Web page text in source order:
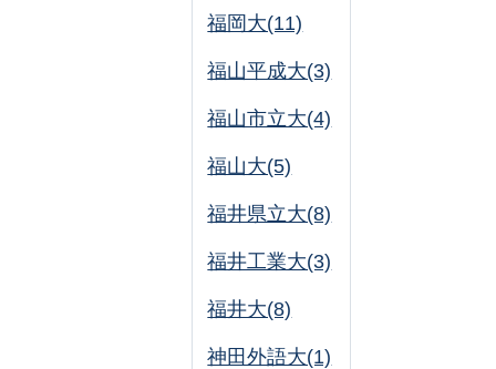
福岡大(11)
福山平成大(3)
福山市立大(4)
福山大(5)
福井県立大(8)
福井工業大(3)
福井大(8)
神田外語大(1)